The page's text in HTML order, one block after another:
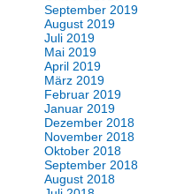
September 2019
August 2019
Juli 2019
Mai 2019
April 2019
März 2019
Februar 2019
Januar 2019
Dezember 2018
November 2018
Oktober 2018
September 2018
August 2018